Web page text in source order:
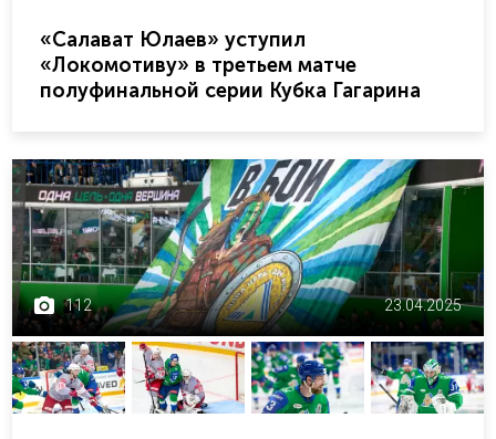
«Салават Юлаев» уступил
«Локомотиву» в третьем матче
полуфинальной серии Кубка Гагарина
112 23.04.2025